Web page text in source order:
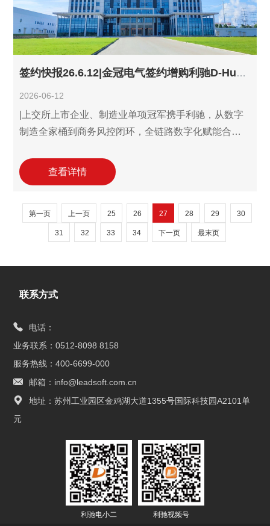
签约快报26.6.12|金冠电气签约增购利驰D-Hub智慧标书-发票验真模块,数字制造全家桶再添精益管理新引擎!
2026-06-12
|上交所上市企业、制造业单项冠军携手利驰，从数字
制造全家桶到商务风控闭环，全链路数字化赋能合规
——金冠电气股份有限公司(以下简称“金冠电气”,股票
代码：688517.SH)与利驰软件再次携手合作，签约增
软件)。 作为国家级制造业单项冠军与特高压避雷器龙
头，金冠电气常年处于高强度招投标节奏中，面临着
的行业痛点。自2021年引入利驰D-Hub数字制造全家
查看详情
第一页 上一页 25 26 27 28 29 30
31 32 33 34 下一页 最末页
联系方式
电话：
业务联系：0512-8098 8158
服务热线：400-6699-000
邮箱：info@leadsoft.com.cn
地址：苏州工业园区金鸡湖大道1355号国际科技园A2101单
元
利驰电小二 利驰视频号